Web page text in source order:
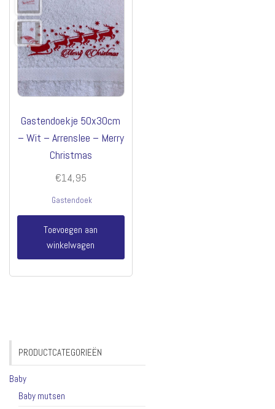
Gastendoekje 50x30cm
– Wit – Arrenslee – Merry
Christmas
€14,95
Gastendoek
Toevoegen aan
winkelwagen
PRODUCTCATEGORIEËN
Baby
Baby mutsen